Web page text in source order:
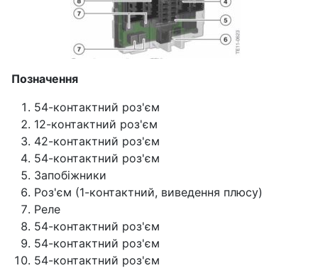
Позначення
54-контактний роз'єм
12-контактний роз'єм
42-контактний роз'єм
54-контактний роз'єм
Запобіжники
Роз'єм (1-контактний, виведення плюсу)
Реле
54-контактний роз'єм
54-контактний роз'єм
54-контактний роз'єм